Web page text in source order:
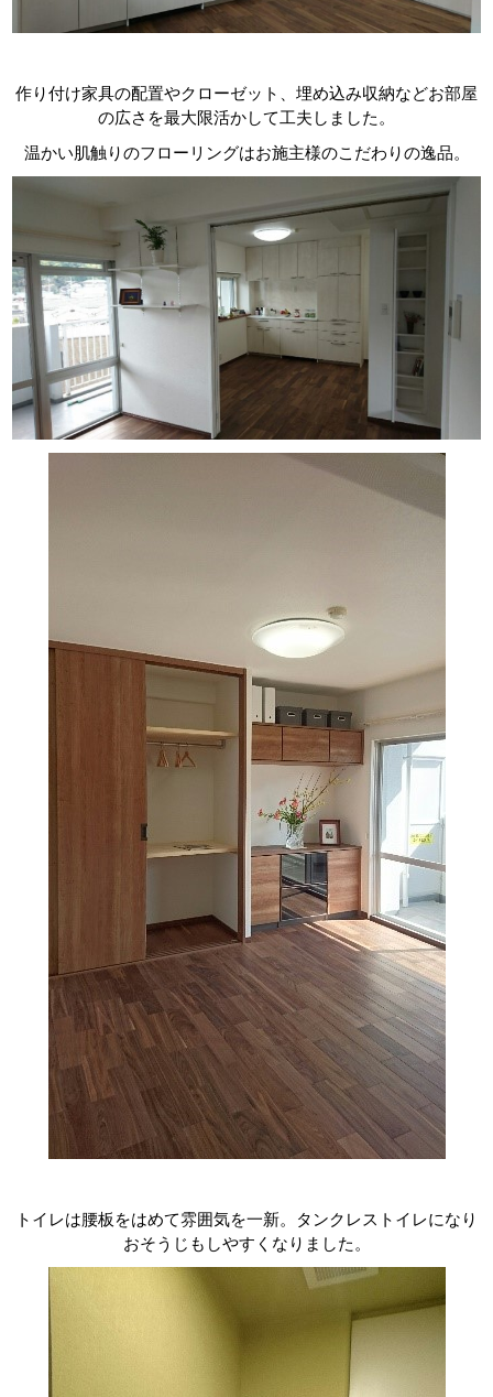
作り付け家具の配置やクローゼット、埋め込み収納などお部屋
の広さを最大限活かして工夫しました。
温かい肌触りのフローリングはお施主様のこだわりの逸品。
トイレは腰板をはめて雰囲気を一新。タンクレストイレになり
おそうじもしやすくなりました。